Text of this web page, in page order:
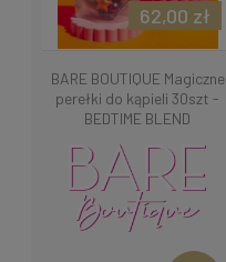
BARE BOUTIQUE Magiczne
perełki do kąpieli 30szt -
BEDTIME BLEND
62,00 zł